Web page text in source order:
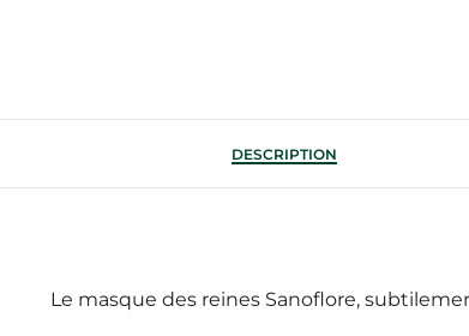
DESCRIPTION
Le masque des reines Sanoflore,